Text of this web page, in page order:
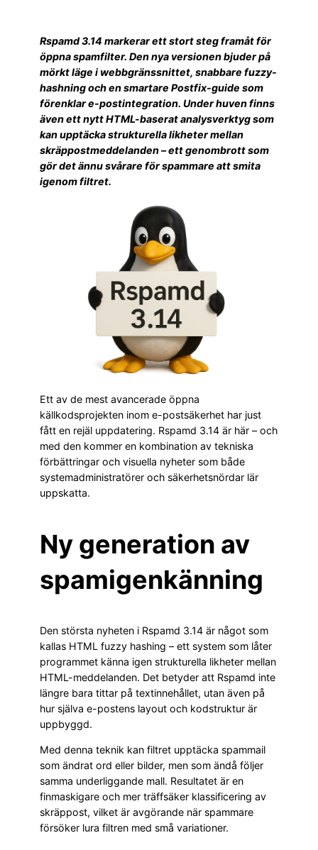
Rspamd 3.14 markerar ett stort steg framåt för
öppna spamfilter. Den nya versionen bjuder på
mörkt läge i webbgränssnittet, snabbare fuzzy-
hashning och en smartare Postfix-guide som
förenklar e-postintegration. Under huven finns
även ett nytt HTML-baserat analysverktyg som
kan upptäcka strukturella likheter mellan
skräppostmeddelanden – ett genombrott som
gör det ännu svårare för spammare att smita
igenom filtret.
Ett av de mest avancerade öppna
källkodsprojekten inom e-postsäkerhet har just
fått en rejäl uppdatering. Rspamd 3.14 är här – och
med den kommer en kombination av tekniska
förbättringar och visuella nyheter som både
systemadministratörer och säkerhetsnördar lär
uppskatta.
Ny generation av
spamigenkänning
Den största nyheten i Rspamd 3.14 är något som
kallas HTML fuzzy hashing – ett system som låter
programmet känna igen strukturella likheter mellan
HTML-meddelanden. Det betyder att Rspamd inte
längre bara tittar på textinnehållet, utan även på
hur själva e-postens layout och kodstruktur är
uppbyggd.
Med denna teknik kan filtret upptäcka spammail
som ändrat ord eller bilder, men som ändå följer
samma underliggande mall. Resultatet är en
finmaskigare och mer träffsäker klassificering av
skräppost, vilket är avgörande när spammare
försöker lura filtren med små variationer.